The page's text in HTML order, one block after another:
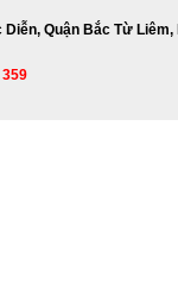
Quận Bắc Từ Liêm,
359